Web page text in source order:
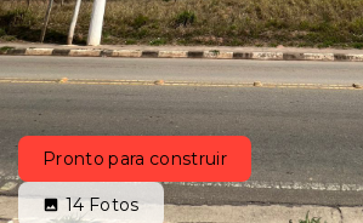
Pronto para construir
14Fotos